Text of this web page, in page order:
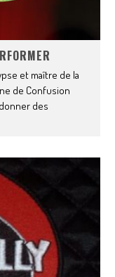
et maître de la
de Confusion
des